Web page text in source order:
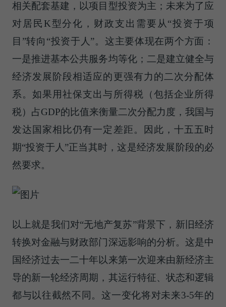
相关配套基建，以项目型投资为主；未来为了应
对居民K型分化，财政支出需要从“投资于项
目”转向“投资于人”。这主要体现在两个方面：
一是推进基本公共服务均等化；二是建立健全与
经济发展阶段相适应的更强有力的二次分配体
系。如果用社保支出与所得税（包括企业所得
税）占GDP的比值来衡量二次分配力度，我国与
发达国家相比仍有一定差距。因此，十五五时
期“投资于人”正当其时，这是经济发展阶段的必
然要求。
以上就是我们对“无地产复苏”背景下，新旧经济
转换对金融与财政部门深远影响的分析。这是中
国经济过去一二十年以来第一次迎来由新经济主
导的新一轮经济周期，其运行特征、状态和逻辑
都与以往截然不同。这一变化将对未来3-5年的